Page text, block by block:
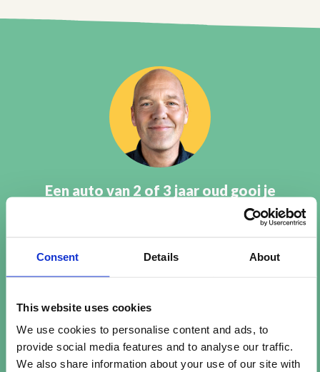
Consent Details About
This website uses cookies
We use cookies to personalise content and ads, to
provide social media features and to analyse our traffic.
We also share information about your use of our site with
Een auto van 2 of 3 jaar oud gooi je
ook niet weg, dus waarom een
afgedankte ketels binnen, die het
nog prima doen. Bijvoorbeeld bij
huurwoningen waar ze overstappen
op stadsverwarming. Het is ons
streven om álle geschikte ketels